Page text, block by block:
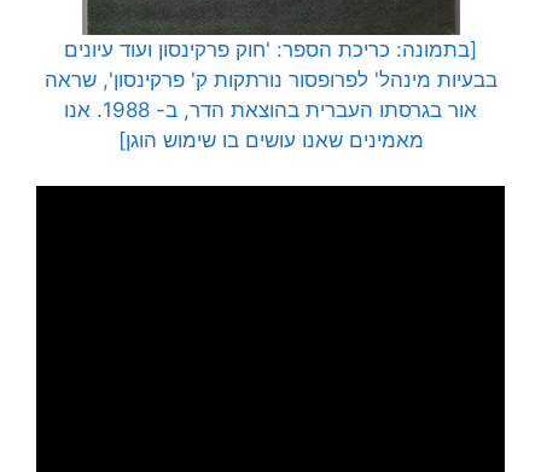
[בתמונה: כריכת הספר: 'חוק פרקינסון ועוד עיונים
בבעיות מינהל' לפרופסור נורתקות ק' פרקינסון', שראה
אור בגרסתו העברית בהוצאת הדר, ב- 1988. אנו
מאמינים שאנו עושים בו שימוש הוגן]